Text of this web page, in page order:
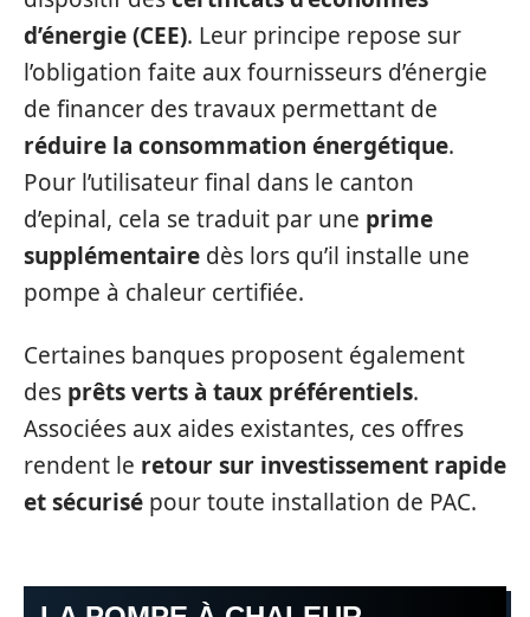
d’énergie (CEE). Leur principe repose sur
l’obligation faite aux fournisseurs d’énergie
de financer des travaux permettant de
réduire la consommation énergétique.
Pour l’utilisateur final dans le canton
d’epinal, cela se traduit par une prime
supplémentaire dès lors qu’il installe une
pompe à chaleur certifiée.
Certaines banques proposent également
des prêts verts à taux préférentiels.
Associées aux aides existantes, ces offres
rendent le retour sur investissement rapide
et sécurisé pour toute installation de PAC.